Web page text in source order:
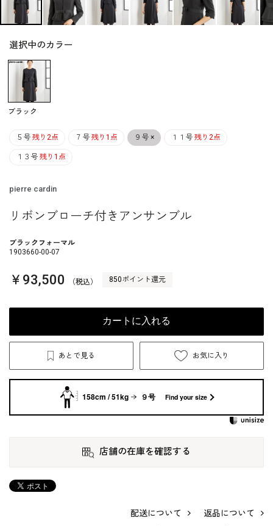
選択中のカラー
ブラック
５号 残り2点 ７号 残り1点 ９号 × １１号 残り2点
１３号 残り1点
pierre cardin
リボンブローチ付きアンサンブル
ブラックフォーマル
1903660-00-07
￥93,500 （税込） 850ポイント還元
カートに入れる
あとで見る お気に入り
158cm / 51kg ９号 Find your size
店舗の在庫を確認する
配送について
返品について